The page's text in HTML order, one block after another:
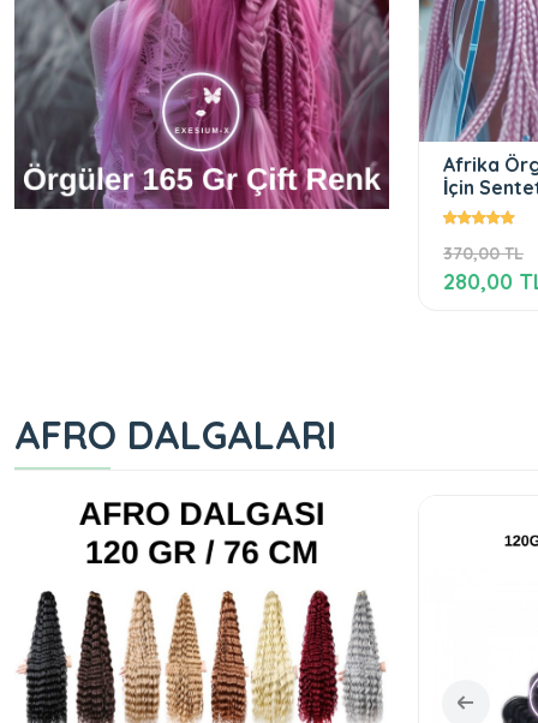
Afrika
İçin
Pink2
370,00 TL
280,00
AFRO DALGALARI